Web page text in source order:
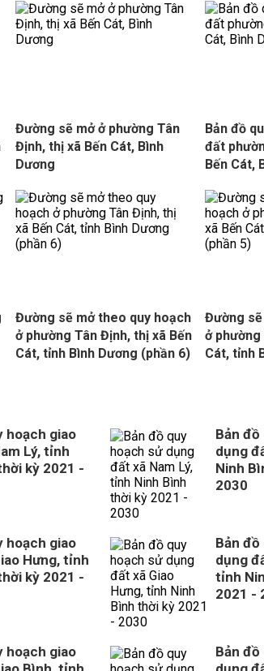
Đường sẽ mở ở phường Tân
Định, thị xã Bến Cát, Bình
Dương
Bản đồ
đất
Bến Cát,
Đường sẽ mở theo quy hoạch
ở phường Tân Định, thị xã Bến
Cát, tỉnh Bình Dương (phần 6)
Đường
ở phường
Cát, tỉnh
hoạch giao
Lý, tỉnh
kỳ 2021 -
Bản
dụng
Ninh
2030
hoạch giao
Hưng, tỉnh
kỳ 2021 -
Bản
dụng
tỉnh
2021 -
hoạch giao
Bản